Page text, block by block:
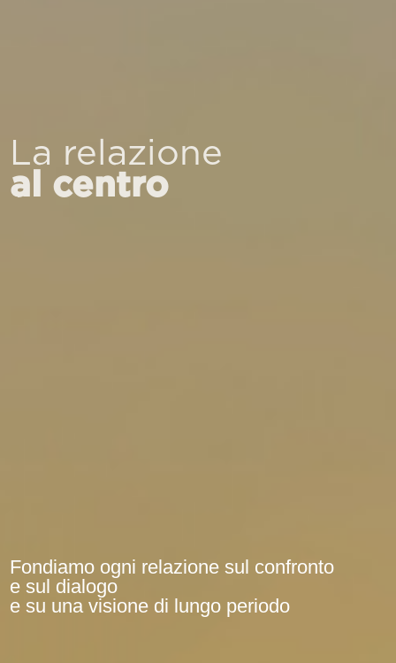
La relazione
al centro
Fondiamo ogni relazione sul confronto
e sul dialogo
e su una visione di lungo periodo